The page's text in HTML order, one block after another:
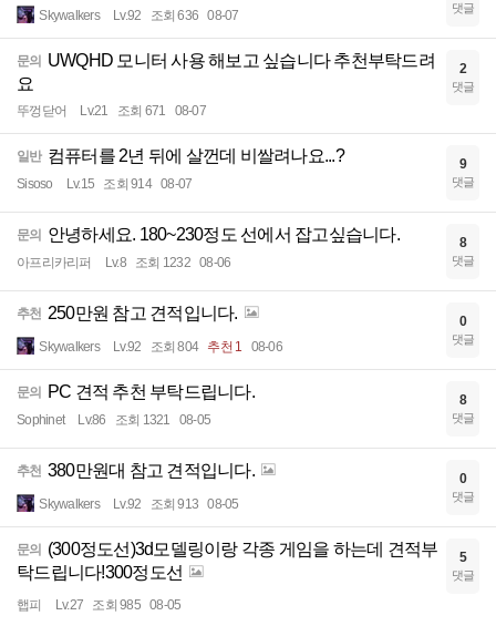
Skywalkers Lv.92 조회 636 08-07 댓글
문의
UWQHD 모니터 사용 해보고 싶습니다 추천부탁드려
요
뚜껑닫어 Lv.21 조회 671 08-07
2
댓글
일반 컴퓨터를 2년 뒤에 살껀데 비쌀려나요...?
Sisoso Lv.15 조회 914 08-07
9
댓글
문의 안녕하세요. 180~230정도 선에서 잡고싶습니다.
아프리카리퍼 Lv.8 조회 1232 08-06
8
댓글
추천 250만원 참고 견적입니다.
Skywalkers Lv.92 조회 804 추천 1 08-06
0
댓글
문의 PC 견적 추천 부탁드립니다.
Sophinet Lv.86 조회 1321 08-05
8
댓글
추천 380만원대 참고 견적입니다.
Skywalkers Lv.92 조회 913 08-05
0
댓글
문의
(300정도선)3d모델링이랑 각종 게임을 하는데 견적부
탁드립니다!300정도선
햅피 Lv.27 조회 985 08-05
5
댓글